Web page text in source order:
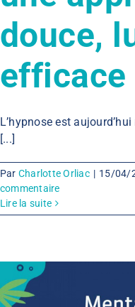
douce,
efficace
L’hypnose est
[...]
Par Charlotte Orliac | 15/04/
commentaire
Lire la suite